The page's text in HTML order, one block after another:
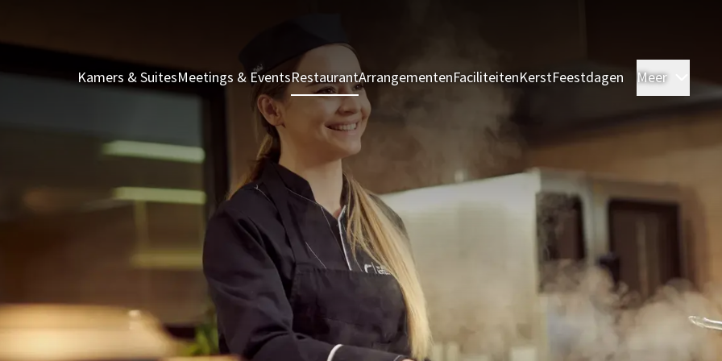
Kamers & SuitesMeetings & EventsRestaurantArrangementenFaciliteitenKerstFeestdagen Meer